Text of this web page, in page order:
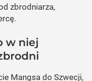
zbrodniarza,
w niej
Mangsa do Szwecji,